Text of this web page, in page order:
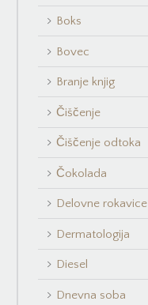
Boks
Bovec
Branje knjig
Čiščenje
Čiščenje odtoka
Čokolada
Delovne rokavice
Dermatologija
Diesel
Dnevna soba